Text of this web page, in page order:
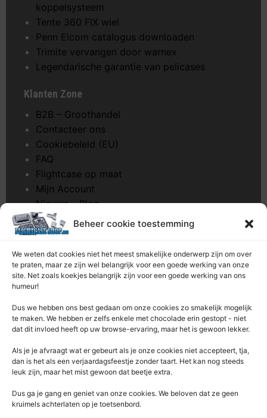
Beheer cookie toestemming
We weten dat cookies niet het meest smakelijke onderwerp zijn om over
te praten, maar ze zijn wel belangrijk voor een goede werking van onze
site. Net zoals koekjes belangrijk zijn voor een goede werking van ons
humeur!
Dus we hebben ons best gedaan om onze cookies zo smakelijk mogelijk
te maken. We hebben er zelfs enkele met chocolade erin gestopt - niet
dat dit invloed heeft op uw browse-ervaring, maar het is gewoon lekker.
Als je je afvraagt ​​wat er gebeurt als je onze cookies niet accepteert, tja,
dan is het als een verjaardagsfeestje zonder taart. Het kan nog steeds
leuk zijn, maar het mist gewoon dat beetje extra.
Dus ga je gang en geniet van onze cookies. We beloven dat ze geen
kruimels achterlaten op je toetsenbord.
koppelsysteem
Tente 360 FIX wiel
Penn Elcom catalogus downloaden
Trimite vervangen door warnex
Legendarische garantie van pelicases
Klanten Zone
B2B – Groothandel
Contacteer ons
Cookiebeleid (EU)
FAQ
Flightcase op maat
Mijn Account
Nieuws – Blog
Onderhoud pagina
Over ons
Privacybeleid
Retourrecht
Winkelwagen
Contacteer Ons
Rentek BV – Protekt
Nieuwpoortlaan 21 / 1
3600 Genk
Limburg – België